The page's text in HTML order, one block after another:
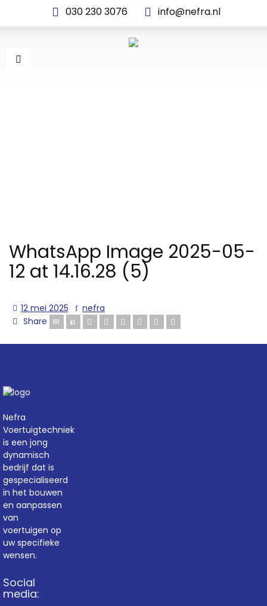
030 230 3076 info@nefra.nl
WhatsApp Image 2025-05-
12 at 14.16.28 (5)
12 mei 2025
nefra
Share
Nefra
Voertuigtechniek
is een jong
dynamisch
bedrijf dat is
gespecialiseerd
in het bouwen
en aanpassen
van
voertuigen op
uw specifieke
wensen.
Social
media: